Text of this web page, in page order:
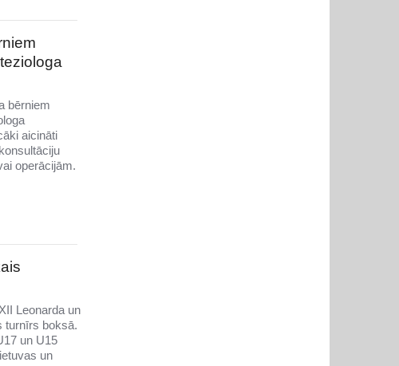
bērniem
aicināti
operācijām.
Leonarda un
turnīrs boksā.
un U15
un